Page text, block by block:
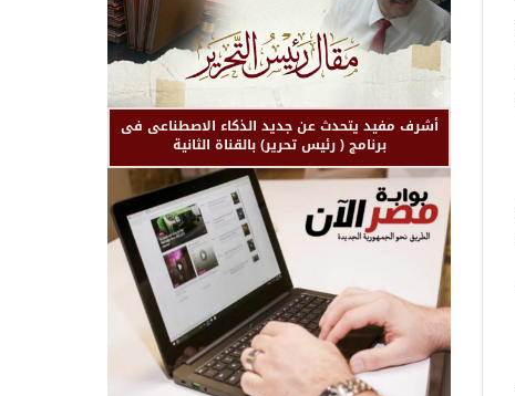
أشرف مفيد يتحدث عن جديد الذكاء الاصطناعى فى
برنامج ( رئيس تحرير) بالقناة الثانية